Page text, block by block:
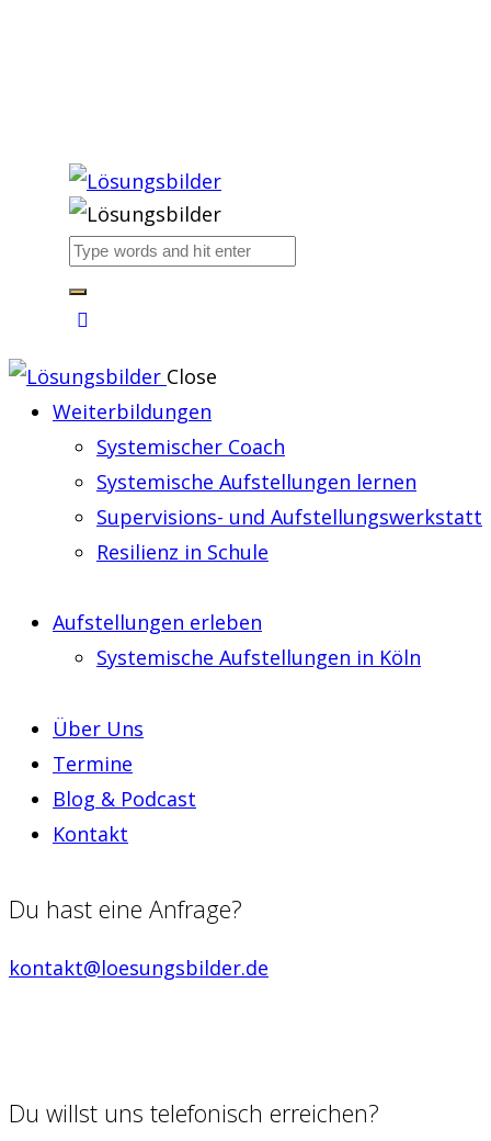
Close
Weiterbildungen
Systemischer Coach
Systemische Aufstellungen lernen
Supervisions- und Aufstellungswerkstatt
Resilienz in Schule
Aufstellungen erleben
Systemische Aufstellungen in Köln
Über Uns
Termine
Blog & Podcast
Kontakt
Du hast eine Anfrage?
kontakt@loesungsbilder.de
Du willst uns telefonisch erreichen?